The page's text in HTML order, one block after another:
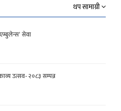
थप सामाग्री
सेवा
उत्सव- २०८३ सम्पन्न